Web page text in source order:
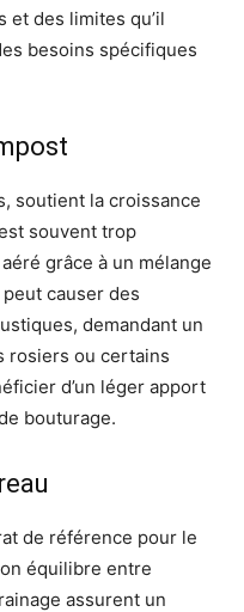
et des limites qu’il
besoins spécifiques
soutient la croissance
souvent trop
grâce à un mélange
causer des
demandant un
rosiers ou certains
d’un léger apport
bouturage.
de référence pour le
équilibre entre
assurent un